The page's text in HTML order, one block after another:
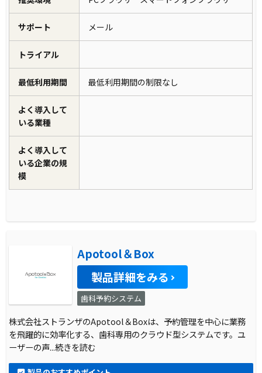
サポート メール
トライアル
最低利用期間 最低利用期間の制限なし
よく導入して
いる業種
よく導入して
いる企業の規
模
Apotool＆Box
製品詳細をみる
歯科予約システム
株式会社ストランザのApotool＆Boxは、予約管理を中心に業務
を飛躍的に効率化する、歯科専用のクラウド型システムです。ユ
ーザーの声...続きを読む